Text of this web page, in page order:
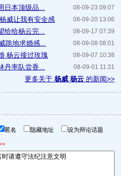
08-09-23 09:07
本顶级品...
08-09-20 13:06
威让我有安全感
08-09-17 07:39
给杨云完...
08-09-08 08:01
跪地求婚感...
08-09-07 10:38
杨云接过玫瑰
08-09-01 11:31
率队尝香...
更多关于 杨威 杨云 的新闻>>
匿名 隐藏地址 设为辩论话题